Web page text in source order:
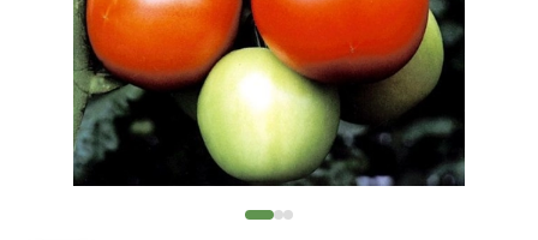
Редис
Редька
Салат
Свекла
Сельдерей
Спаржа